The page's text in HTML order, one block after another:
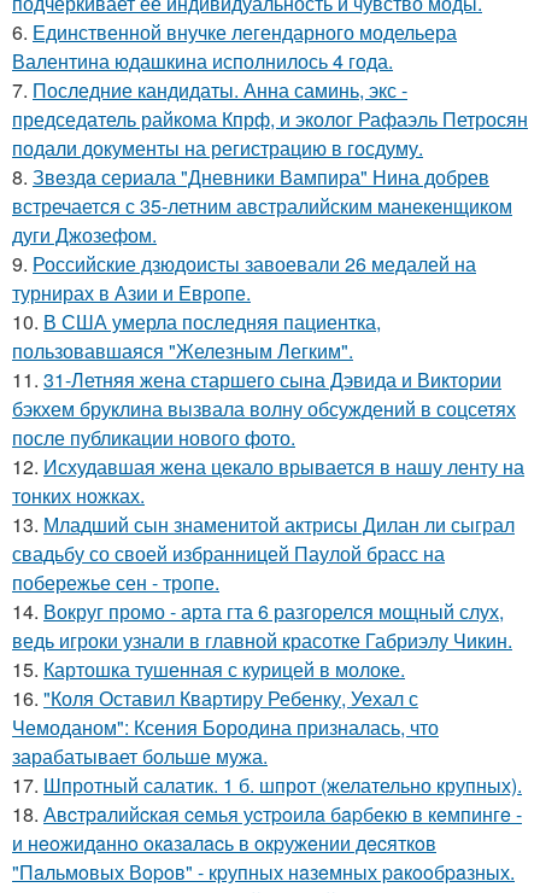
6. Единственной внучке легендарного модельера
Валентина юдашкина исполнилось 4 года.
7. Последние кандидаты. Анна саминь, экс -
председатель райкома Кпрф, и эколог Рафаэль Петросян
подали документы на регистрацию в госдуму.
8. Звeздa сериала "Дневники Вампира" Нина добрев
встречается с 35-летним австралийским манекенщиком
дуги Джозефом.
9. Российские дзюдоисты завоевали 26 медалей на
турнирах в Азии и Европе.
10. В США умерла последняя пациентка,
пользовавшаяся "Железным Легким".
11. 31-Летняя жена старшего сына Дэвида и Виктории
бэкхем бруклина вызвала волну обсуждений в соцсетях
после публикации нового фото.
12. Исхудавшая жена цекало врывается в нашу ленту на
тонких ножках.
13. Младший сын знаменитой актрисы Дилан ли сыграл
свадьбу со своей избранницей Паулой брасс на
побережье сен - тропе.
14. Вокруг промо - арта гта 6 разгорелся мощный слух,
ведь игроки узнали в главной красотке Габриэлу Чикин.
15. Картошка тушенная с курицей в молоке.
16. "Коля Оставил Квартиру Ребенку, Уехал с
Чемоданом": Ксения Бородина призналась, что
зарабатывает больше мужа.
17. Шпротный салатик. 1 б. шпрот (желательно крупных).
18. Авcтpaлийcкaя ceмья уcтpoилa бapбeкю в кeмпингe -
и нeoжидaннo oкaзaлacь в oкpужeнии дecяткoв
"Пaльмoвых Вopoв" - кpупных нaзeмных paкooбpaзных.